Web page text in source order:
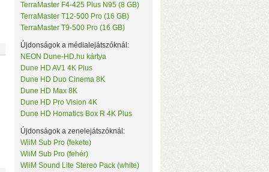
S905W2 processzor, 4+32 GB memória
TerraMaster F4-425 Plus N95 (8 GB)
TerraMaster T12-500 Pro (16 GB)
TerraMaster T9-500 Pro (16 GB)
Újdonságok a médialejátszóknál:
NEON Dune-HD.hu kártya
Dune HD AV1 4K Plus
Dune HD Duo Cinema 8K
Dune HD Max 8K
Dune HD Pro Vision 4K
Dune HD Homatics Box R 4K Plus
Újdonságok a zenelejátszóknál:
WiiM Sub Pro (fekete)
WiiM Sub Pro (fehér)
WiiM Sound Lite Stereo Pack (white)